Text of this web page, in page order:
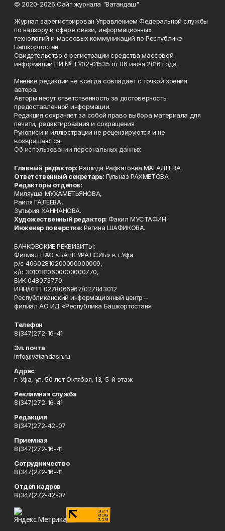
© 2020-2026 Сайт журнала "Ватандаш"
Журнал зарегистрирован Управлением Федеральной службы
по надзору в сфере связи, информационных
технологий и массовых коммуникаций по Республике
Башкортостан.
Свидетельство о регистрации средства массовой
информации ПИ № ТУ02-01535 от 06 июня 2016 года.
Мнение редакции не всегда совпадает с точкой зрения
автора.
Авторы несут ответственность за достоверность
предоставленной информации.
Редакция сохраняет за собой право выбора материала для
печати, редактирования и сокращения.
Рукописи и иллюстрации не рецензируются и не
возвращаются.
Об использовании персональных данных
Главный редактор: Рашида Рафкатовна МАГАДЕЕВА.
Ответственный секретарь: Гульназ РАХМЕТОВА.
Редакторы отделов:
Миляуша МУХАМЕТЬЯНОВА,
Раиля ГАЛЕЕВА,
Зульфия ХАННАНОВА.
Художественный редактор: Факил МУСТАФИН.
Инженер по верстке: Регина ШАФИКОВА.
БАНКОВСКИЕ РЕКВИЗИТЫ:
Филиал ПАО «БАНК УРАЛСИБ» в г.Уфа
р/с 40602810200000000009,
к/с 30101810600000000770,
БИК 048073770
ИНН/КПП 0278066967/027843012
Республиканский информационный центр –
филиал АО ИД «Республика Башкортостан»
Телефон
8(347)272-16-41
Эл. почта
info@vatandash.ru
Адрес
г. Уфа, ул. 50 лет Октября, 13, 5-й этаж
Рекламная служба
8(347)272-16-41
Редакция
8(347)272-42-07
Приемная
8(347)272-16-41
Сотрудничество
8(347)272-16-41
Отдел кадров
8(347)272-42-07